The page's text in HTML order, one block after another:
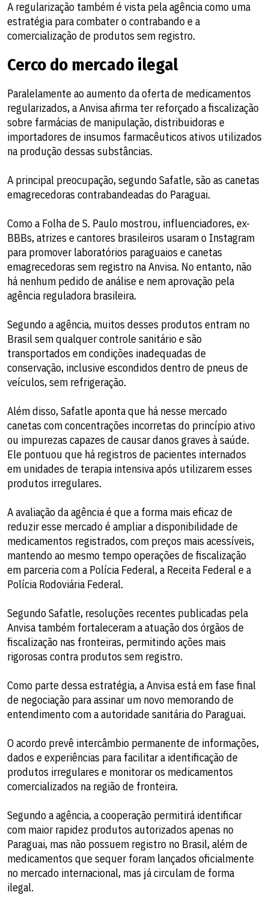
A regularização também é vista pela agência como uma
estratégia para combater o contrabando e a
comercialização de produtos sem registro.
Cerco do mercado ilegal
Paralelamente ao aumento da oferta de medicamentos
regularizados, a Anvisa afirma ter reforçado a fiscalização
sobre farmácias de manipulação, distribuidoras e
importadores de insumos farmacêuticos ativos utilizados
na produção dessas substâncias.
A principal preocupação, segundo Safatle, são as canetas
emagrecedoras contrabandeadas do Paraguai.
Como a Folha de S. Paulo mostrou, influenciadores, ex-
BBBs, atrizes e cantores brasileiros usaram o Instagram
para promover laboratórios paraguaios e canetas
emagrecedoras sem registro na Anvisa. No entanto, não
há nenhum pedido de análise e nem aprovação pela
agência reguladora brasileira.
Segundo a agência, muitos desses produtos entram no
Brasil sem qualquer controle sanitário e são
transportados em condições inadequadas de
conservação, inclusive escondidos dentro de pneus de
veículos, sem refrigeração.
Além disso, Safatle aponta que há nesse mercado
canetas com concentrações incorretas do princípio ativo
ou impurezas capazes de causar danos graves à saúde.
Ele pontuou que há registros de pacientes internados
em unidades de terapia intensiva após utilizarem esses
produtos irregulares.
A avaliação da agência é que a forma mais eficaz de
reduzir esse mercado é ampliar a disponibilidade de
medicamentos registrados, com preços mais acessíveis,
mantendo ao mesmo tempo operações de fiscalização
em parceria com a Polícia Federal, a Receita Federal e a
Polícia Rodoviária Federal.
Segundo Safatle, resoluções recentes publicadas pela
Anvisa também fortaleceram a atuação dos órgãos de
fiscalização nas fronteiras, permitindo ações mais
rigorosas contra produtos sem registro.
Como parte dessa estratégia, a Anvisa está em fase final
de negociação para assinar um novo memorando de
entendimento com a autoridade sanitária do Paraguai.
O acordo prevê intercâmbio permanente de informações,
dados e experiências para facilitar a identificação de
produtos irregulares e monitorar os medicamentos
comercializados na região de fronteira.
Segundo a agência, a cooperação permitirá identificar
com maior rapidez produtos autorizados apenas no
Paraguai, mas não possuem registro no Brasil, além de
medicamentos que sequer foram lançados oficialmente
no mercado internacional, mas já circulam de forma
ilegal.